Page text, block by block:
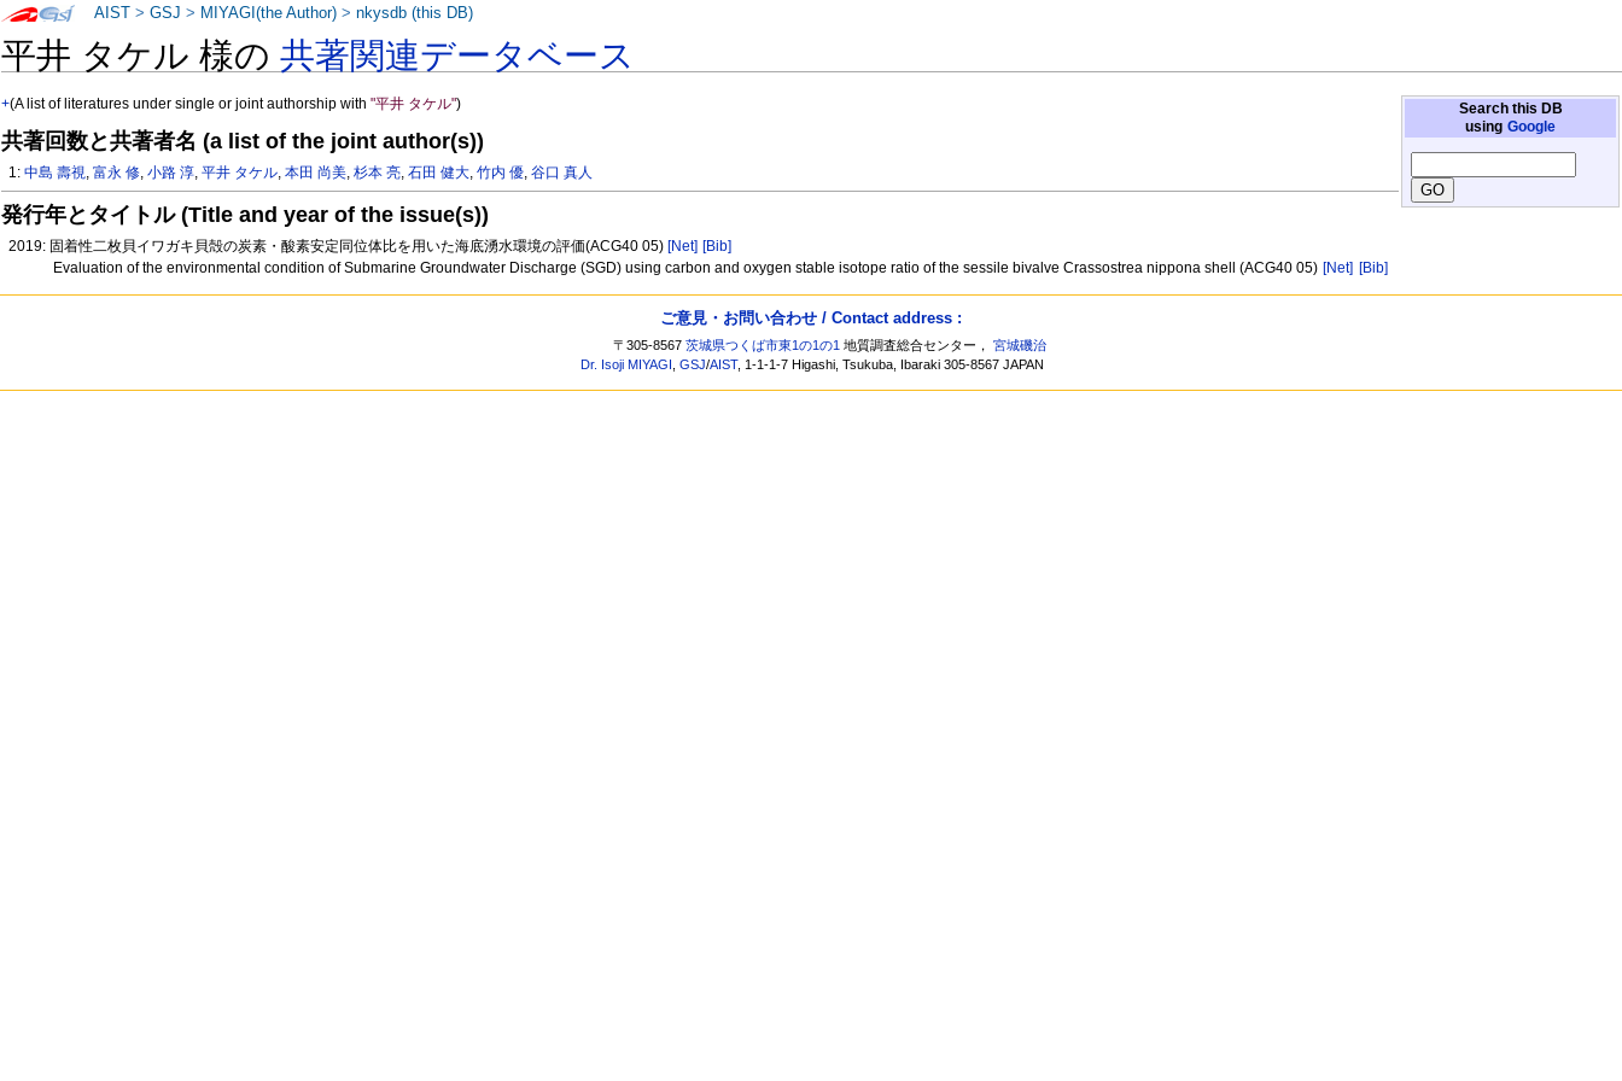
平井 タケル 様の共著関連データベース
Search this DB
using Google
+(A list of literatures under single or joint authorship with"平井 タケル")
共著回数と共著者名 (a list of the joint author(s))
1:中島 壽視,富永 修,小路 淳,平井 タケル,本田 尚美,杉本 亮,石田 健大,竹内 優,谷口 真人
発行年とタイトル (Title and year of the issue(s))
2019: 固着性二枚貝イワガキ貝殻の炭素・酸素安定同位体比を用いた海底湧水環境の評価(ACG40 05) [Net] [Bib]
Evaluation of the environmental condition of Submarine Groundwater Discharge (SGD) using carbon and oxygen stable isotope ratio of the sessile bivalve Crassostrea nippona shell (ACG40 05) [Net] [Bib]
AIST >GSJ > MIYAGI(the Author) >nkysdb (this DB)
ご意見・お問い合わせ / Contact address :
〒305-8567茨城県つくば市東1の1の1 地質調査総合センター，宮城磯治
Dr. Isoji MIYAGI ,GSJ/AIST, 1-1-1-7 Higashi, Tsukuba, Ibaraki 305-8567 JAPAN